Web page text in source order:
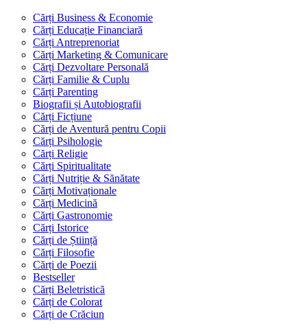
Cărți Business & Economie
Cărți Educație Financiară
Cărți Antreprenoriat
Cărți Marketing & Comunicare
Cărți Dezvoltare Personală
Cărți Familie & Cuplu
Cărți Parenting
Biografii și Autobiografii
Cărți Ficțiune
Cărți de Aventură pentru Copii
Cărți Psihologie
Cărți Religie
Cărți Spiritualitate
Cărți Nutriție & Sănătate
Cărți Motivaționale
Cărți Medicină
Cărți Gastronomie
Cărți Istorice
Cărți de Știință
Cărți Filosofie
Cărți de Poezii
Bestseller
Cărți Beletristică
Cărți de Colorat
Cărți de Crăciun